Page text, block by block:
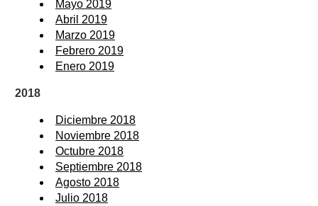
Mayo 2019
Abril 2019
Marzo 2019
Febrero 2019
Enero 2019
2018
Diciembre 2018
Noviembre 2018
Octubre 2018
Septiembre 2018
Agosto 2018
Julio 2018